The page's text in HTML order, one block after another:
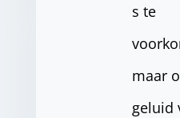
s te
maar
geluid